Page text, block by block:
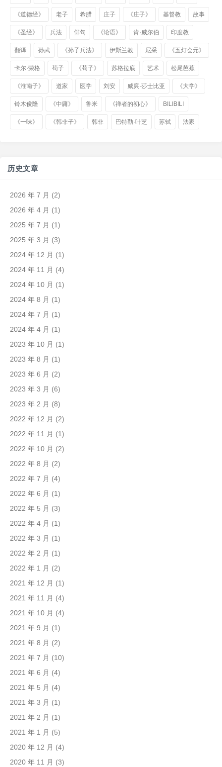
《道德经》 老子 希腊 庄子 《庄子》 基督教 故事
《圣经》 兵法 俳句 《论语》 肯·威尔伯 印度教
翻译 孙武 《孙子兵法》 伊斯兰教 尼采 《五灯会元》
卡尔·荣格 荀子 《荀子》 苏格拉底 艺术 松尾芭蕉
《淮南子》 道家 医学 刘安 威廉·莎士比亚 《大学》
铃木俊隆 《中庸》 鲁米 《禅者的初心》 BILIBILI
《一味》 《韩非子》 韩非 巴特勒·叶芝 苏轼 法家
历史文章
2026 年 7 月 (2)
2026 年 4 月 (1)
2025 年 7 月 (1)
2025 年 3 月 (3)
2024 年 12 月 (1)
2024 年 11 月 (4)
2024 年 10 月 (1)
2024 年 8 月 (1)
2024 年 7 月 (1)
2024 年 4 月 (1)
2023 年 10 月 (1)
2023 年 8 月 (1)
2023 年 6 月 (2)
2023 年 3 月 (6)
2023 年 2 月 (8)
2022 年 12 月 (2)
2022 年 11 月 (1)
2022 年 10 月 (2)
2022 年 8 月 (2)
2022 年 7 月 (4)
2022 年 6 月 (1)
2022 年 5 月 (3)
2022 年 4 月 (1)
2022 年 3 月 (1)
2022 年 2 月 (1)
2022 年 1 月 (2)
2021 年 12 月 (1)
2021 年 11 月 (4)
2021 年 10 月 (4)
2021 年 9 月 (1)
2021 年 8 月 (2)
2021 年 7 月 (10)
2021 年 6 月 (4)
2021 年 5 月 (4)
2021 年 3 月 (1)
2021 年 2 月 (1)
2021 年 1 月 (5)
2020 年 12 月 (4)
2020 年 11 月 (3)